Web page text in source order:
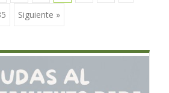
entradas
Siguiente »